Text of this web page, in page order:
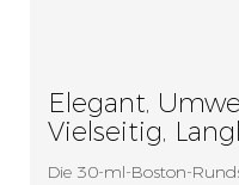
Elegant,
Vielseitig,
Die 30-ml-Boston-